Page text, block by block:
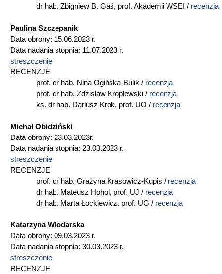
dr hab. Zbigniew B. Gaś, prof. Akademii WSEI / recenzja
Paulina Szczepanik
Data obrony: 15.06.2023 r.
Data nadania stopnia: 11.07.2023 r.
streszczenie
RECENZJE
prof. dr hab. Nina Ogińska-Bulik / recenzja
prof. dr hab. Zdzisław Kroplewski / recenzja
ks. dr hab. Dariusz Krok, prof. UO / recenzja
Michał Obidziński
Data obrony: 23.03.2023r.
Data nadania stopnia: 23.03.2023 r.
streszczenie
RECENZJE
prof. dr hab. Grażyna Krasowicz-Kupis / recenzja
dr hab. Mateusz Hohol, prof. UJ / recenzja
dr hab. Marta Łockiewicz, prof. UG / recenzja
Katarzyna Włodarska
Data obrony: 09.03.2023 r.
Data nadania stopnia: 30.03.2023 r.
streszczenie
RECENZJE